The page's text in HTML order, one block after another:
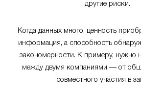
другие риски.
Когда данных много, ценность
информация, а способность
закономерности. К примеру, нужно
между двумя компаниями — от
совместного участия в